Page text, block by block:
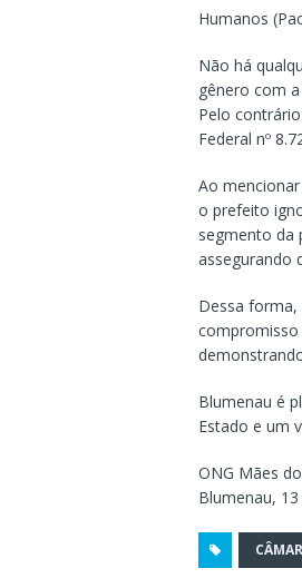
Humanos
Não há
gênero com
Pelo
Federal nº
Ao
o prefeito
segmento da
assegurando
Dessa
compromisso
Blumenau é
Estado e um
ONG Mães
Blumenau,